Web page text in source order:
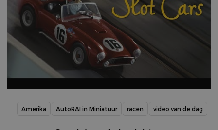
Amerika AutoRAI in Miniatuur racen video van de dag